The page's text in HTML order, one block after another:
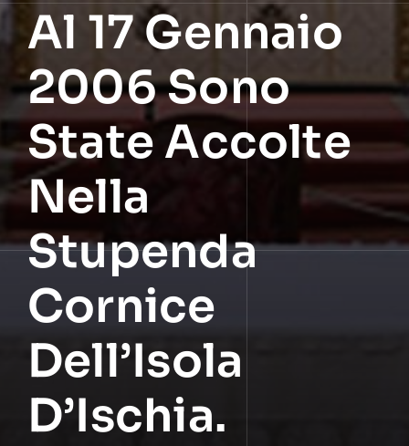
Al 17 Gennaio
2006 Sono
State Accolte
Nella
Stupenda
Cornice
Dell’Isola
D’Ischia.